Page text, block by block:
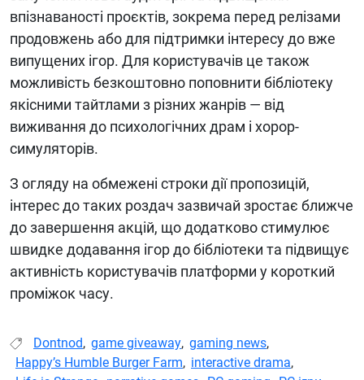
впізнаваності проєктів, зокрема перед релізами
продовжень або для підтримки інтересу до вже
випущених ігор. Для користувачів це також
можливість безкоштовно поповнити бібліотеку
якісними тайтлами з різних жанрів — від
виживання до психологічних драм і хорор-
симуляторів.
З огляду на обмежені строки дії пропозицій,
інтерес до таких роздач зазвичай зростає ближче
до завершення акцій, що додатково стимулює
швидке додавання ігор до бібліотеки та підвищує
активність користувачів платформи у короткий
проміжок часу.
Dontnod, game giveaway, gaming news,
Happy’s Humble Burger Farm, interactive drama,